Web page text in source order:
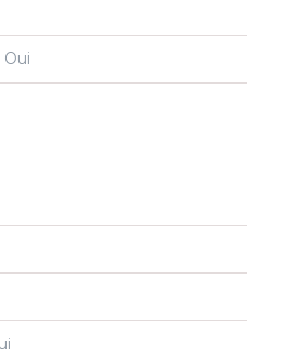
Oui